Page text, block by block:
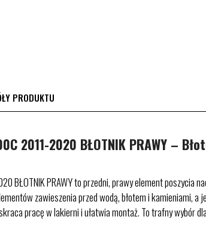
PRODUKTU
2011-2020 BŁOTNIK PRAWY –
BŁOTNIK PRAWY to przedni, prawy element
zawieszenia przed wodą, błotem i
pracę w lakierni i ułatwia montaż. To trafny